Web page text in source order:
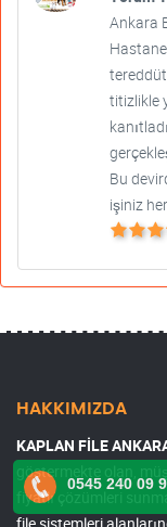
Ankara
tereddüt
titizlikle
Bu
işiniz
HAKKIMIZDA
KAPLAN FİLE
göstermekte olan,
fiyatlı çözümleri
0545 240 09